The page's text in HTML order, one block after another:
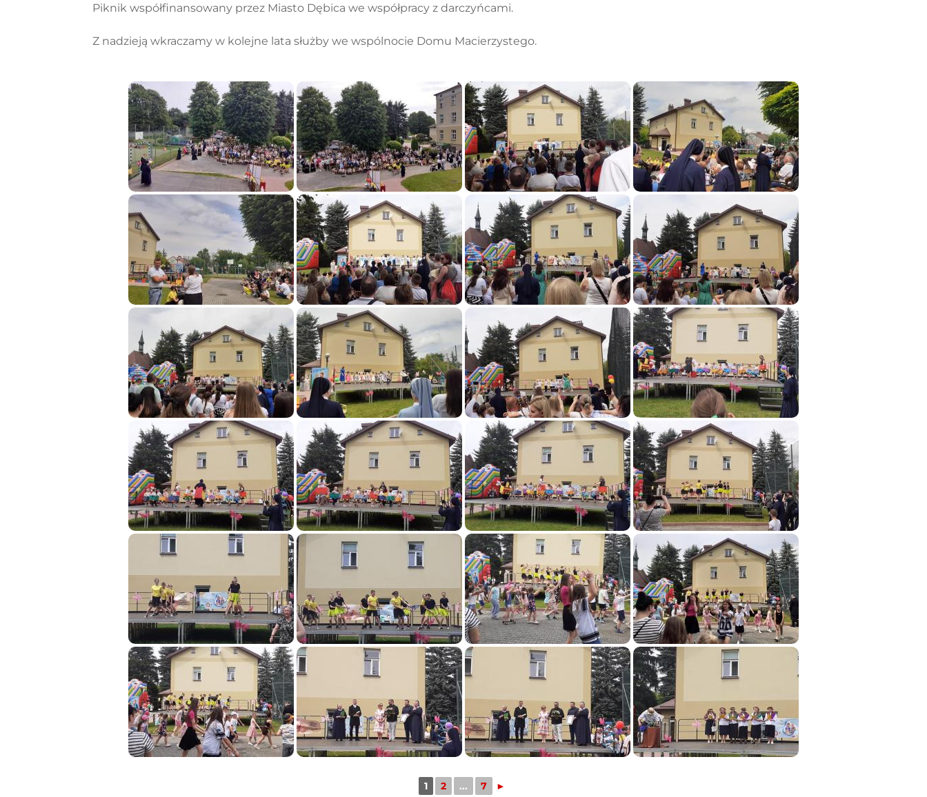
Piknik współfinansowany przez Miasto Dębica we współpracy z darczyńcami.
Z nadzieją wkraczamy w kolejne lata służby we wspólnocie Domu Macierzystego.
1 2 ... 7 ►